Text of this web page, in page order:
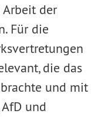
der
Für die
die das
und mit
und